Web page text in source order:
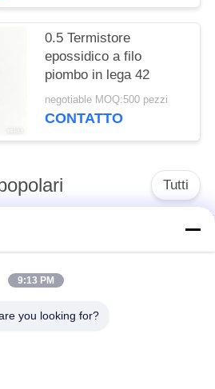
0.5 Termistore
epossidico a filo
piombo in lega 42
negotiable MOQ:500 pezzi
CONTATTO
Tutti
epossidica
temperatura di NTC
9:13 PM
you looking for?